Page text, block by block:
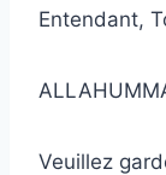
Entendant,
Veuillez